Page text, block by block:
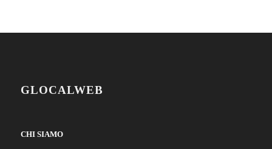
GLOCALWEB
CHI SIAMO